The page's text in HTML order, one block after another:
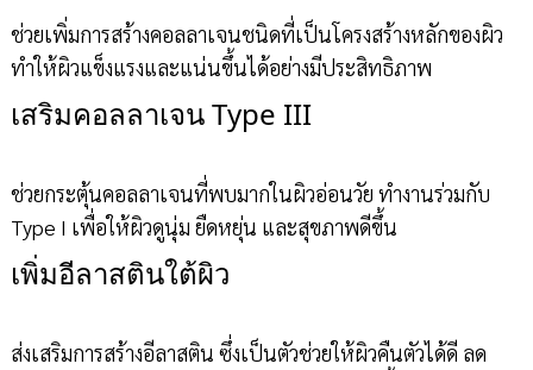
ช่วยเพิ่มการสร้างคอลลาเจนชนิดที่เป็นโครงสร้างหลักของผิว
ทำให้ผิวแข็งแรงและแน่นขึ้นได้อย่างมีประสิทธิภาพ
เสริมคอลลาเจน Type III
ช่วยกระตุ้นคอลลาเจนที่พบมากในผิวอ่อนวัย ทำงานร่วมกับ
Type I เพื่อให้ผิวดูนุ่ม ยืดหยุ่น และสุขภาพดีขึ้น
เพิ่มอีลาสตินใต้ผิว
ส่งเสริมการสร้างอีลาสติน ซึ่งเป็นตัวช่วยให้ผิวคืนตัวได้ดี ลด